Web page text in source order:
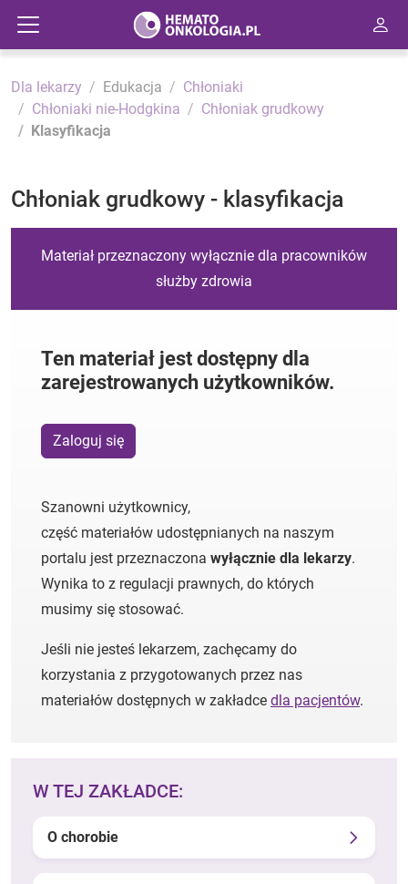
Dla lekarzy Edukacja
Chłoniaki
Chłoniaki nie-Hodgkina
Chłoniak grudkowy
Klasyfikacja
Chłoniak grudkowy - klasyfikacja
Materiał przeznaczony wyłącznie dla pracowników
służby zdrowia
Ten materiał jest dostępny dla
zarejestrowanych użytkowników.
Zaloguj się
Szanowni użytkownicy,
część materiałów udostępnianych na naszym
portalu jest przeznaczona wyłącznie dla lekarzy.
Wynika to z regulacji prawnych, do których
musimy się stosować.
Jeśli nie jesteś lekarzem, zachęcamy do
korzystania z przygotowanych przez nas
materiałów dostępnych w zakładce dla pacjentów.
W TEJ ZAKŁADCE:
O chorobie